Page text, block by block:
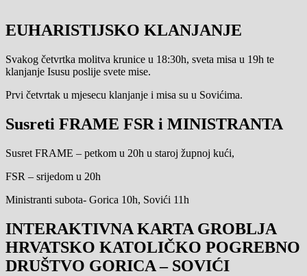
EUHARISTIJSKO KLANJANJE
Svakog četvrtka molitva krunice u 18:30h, sveta misa u 19h te
klanjanje Isusu poslije svete mise.
Prvi četvrtak u mjesecu klanjanje i misa su u Sovićima.
Susreti FRAME FSR i MINISTRANTA
Susret FRAME – petkom u 20h u staroj župnoj kući,
FSR – srijedom u 20h
Ministranti subota- Gorica 10h, Sovići 11h
INTERAKTIVNA KARTA GROBLJA
HRVATSKO KATOLIČKO POGREBNO
DRUŠTVO GORICA – SOVIĆI